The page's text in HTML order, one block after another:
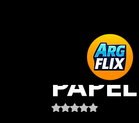
Obtuvo NaN de 5